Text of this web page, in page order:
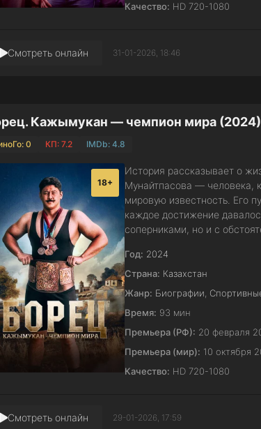
Качество: HD 720-1080
Смотреть онлайн 31-01-2026, 18:46
Кажымукан — чемпион мира (2024)
0 КП: 7.2 IMDb: 4.8
18+
История рассказывает о
Мунайтпасова — человека,
мировую известность. Его
каждое достижение
соперниками, но и с
Год: 2024
Страна: Казахстан
Жанр: Биографии,
Время: 93 мин
Премьера (РФ): 20 февраля
Премьера (мир): 10 октября
Качество: HD 720-1080
Смотреть онлайн 29-01-2026, 17:59